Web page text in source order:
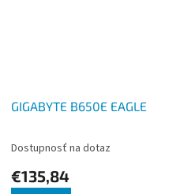
GIGABYTE B650E EAGLE
Dostupnosť na dotaz
€135,84